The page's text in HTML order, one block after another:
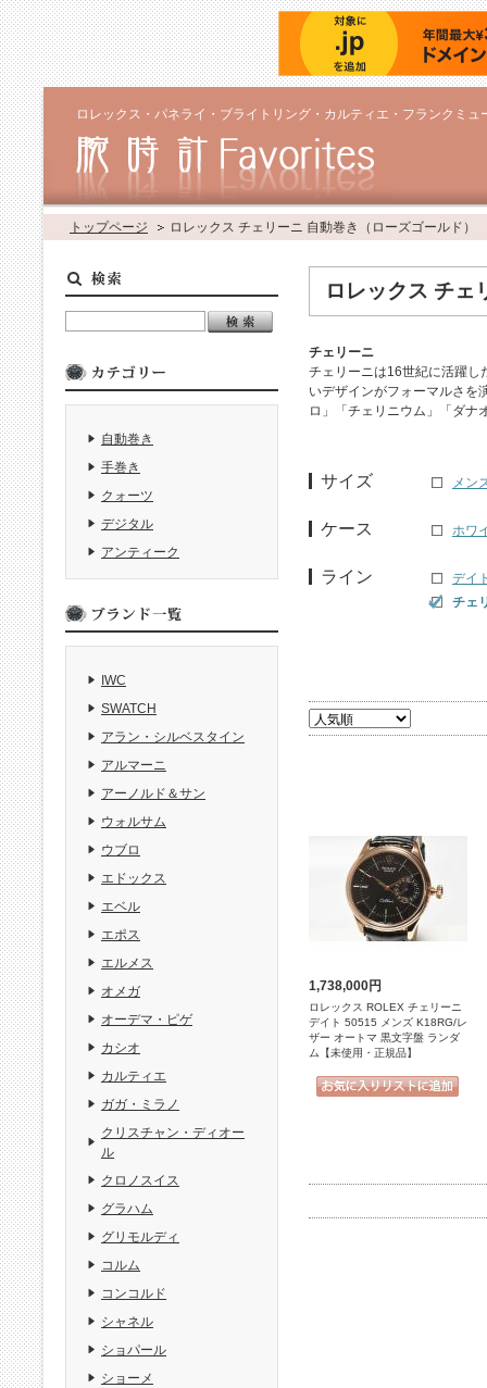
ロレックス・パネライ・ブライトリング・カルティエ・フランクミ
トップページ ロレックス チェリーニ 自動巻き（ローズゴールド）
ロレックス チェ
チェリーニ
チェリーニは16世紀に活躍し
いデザインがフォーマルさを
ロ」「チェリニウム」「ダナ
サイズ メン
ケース ホワ
ライン
デイ
チェ
1,738,000円
ロレックス ROLEX チェリーニ
デイト 50515 メンズ K18RG/レ
ザー オートマ 黒文字盤 ランダ
ム【未使用・正規品】
自動巻き
手巻き
クォーツ
デジタル
アンティーク
IWC
SWATCH
アラン・シルベスタイン
アルマーニ
アーノルド＆サン
ウォルサム
ウブロ
エドックス
エベル
エポス
エルメス
オメガ
オーデマ・ピゲ
カシオ
カルティエ
ガガ・ミラノ
クリスチャン・ディオー
ル
クロノスイス
グラハム
グリモルディ
コルム
コンコルド
シャネル
ショパール
ショーメ